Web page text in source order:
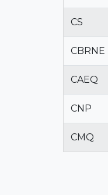
CS
CBRNE
CAEQ
CNP
CMQ